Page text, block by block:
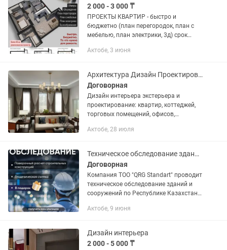
2 000 - 3 000 ₸
ПРОЕКТЫ КВАРТИР - быстро и
бюджетно (план перегородок, план с
мебелью, план электрики, 3д) срок
Разрабатываем пока не придем к
полноценное...
Актобе, 3 июня
Архитектура Дизайн Проектирование 3D- Визуализация
Договорная
Дизайн интерьера экстерьера и
проектирование: квартир, коттеджей,
торговых помещений, офисов,
ресторанов, кафе, баров, и. пр От
Актобе, 28 июля
Техническое обследование зданий и сооружений
Договорная
Компания ТОО "QRG Standart" проводит
техническое обследование зданий и
сооружений по Республике Казахстан.
Экспертное заключение; - Техническое
Актобе, 9 июня
Дизайн интерьера
2 000 - 5 000 ₸